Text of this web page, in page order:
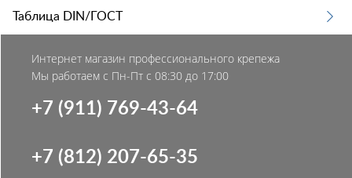
Таблица DIN/ГОСТ
Интернет магазин профессионального крепежа
Мы работаем с Пн-Пт с 08:30 до 17:00
+7 (911) 769-43-64
+7 (812) 207-65-35